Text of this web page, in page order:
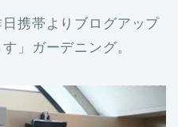
携帯よりブログアップ
」ガーデニング。